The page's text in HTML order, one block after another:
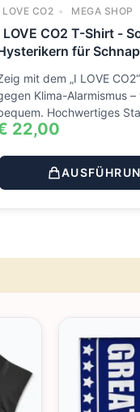
LOVE CO2 MEGA SHOP
LOVE CO2 T-Shirt -
für
mit dem „I LOVE
Klima-Alarmismus
Hochwertiges
22,00